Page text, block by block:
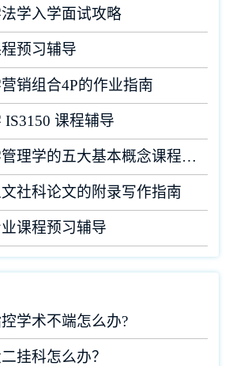
学入学面试攻略
预习辅导
销组合4P的作业指南
课程辅导
新加坡科廷大学管理学的五大基本概念课程辅导
社科论文的附录写作指南
课程预习辅导
学术不端怎么办?
挂科怎么办？